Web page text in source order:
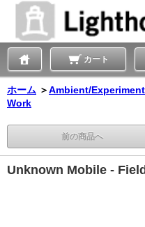
カート
ホーム ＞Ambient/
Work
前の商品へ
Unknown Mobile -